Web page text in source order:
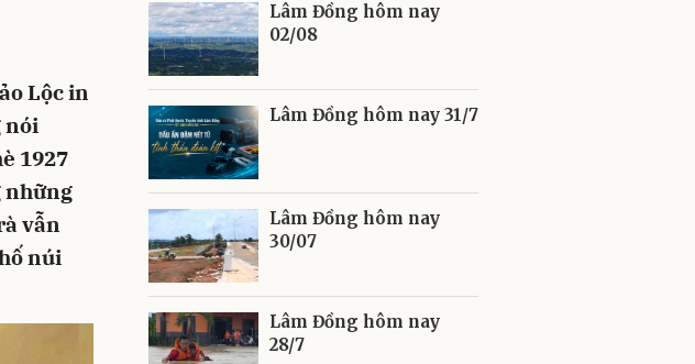
Lộc in
nói
1927
những
vẫn
núi
Lâm Đồng hôm nay
02/08
Lâm Đồng hôm nay 31/7
Lâm Đồng hôm nay
30/07
Lâm Đồng hôm nay
28/7
Hủy Gửi